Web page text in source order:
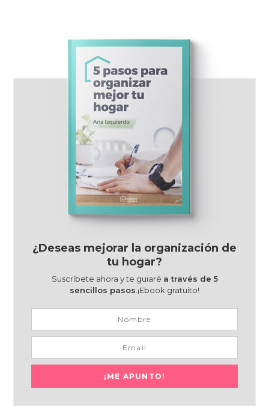
¿Deseas mejorar la organización de
tu hogar?
Suscríbete ahora y te guiaré a través de 5
sencillos pasos .¡Ebook gratuito!